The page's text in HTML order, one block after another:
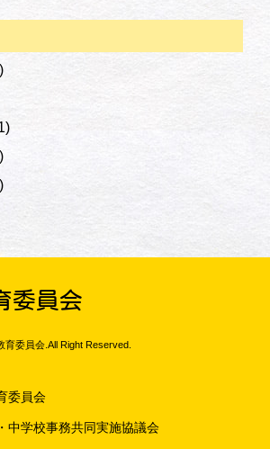
委員会
委員会.All Right Reserved.
委員会
中学校事務共同実施協議会